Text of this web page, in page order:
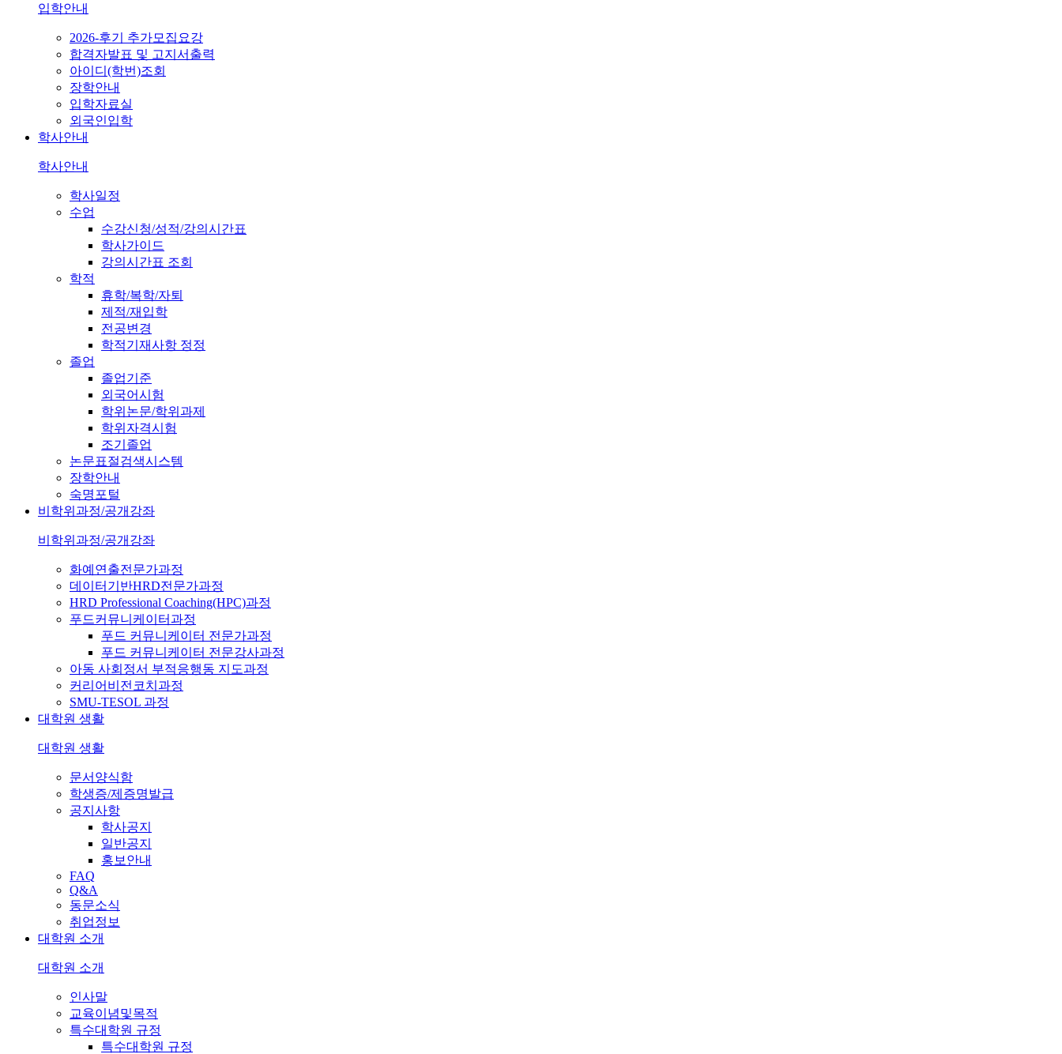
입학안내
2026-후기 추가모집요강
합격자발표 및 고지서출력
아이디(학번)조회
장학안내
입학자료실
외국인입학
학사안내
학사안내
학사일정
수업
수강신청/성적/강의시간표
학사가이드
강의시간표 조회
학적
휴학/복학/자퇴
제적/재입학
전공변경
학적기재사항 정정
졸업
졸업기준
외국어시험
학위논문/학위과제
학위자격시험
조기졸업
논문표절검색시스템
장학안내
숙명포털
비학위과정/공개강좌
비학위과정/공개강좌
화예연출전문가과정
데이터기반HRD전문가과정
HRD Professional Coaching(HPC)과정
푸드커뮤니케이터과정
푸드 커뮤니케이터 전문가과정
푸드 커뮤니케이터 전문강사과정
아동 사회정서 부적응행동 지도과정
커리어비전코치과정
SMU-TESOL 과정
대학원 생활
대학원 생활
문서양식함
학생증/제증명발급
공지사항
학사공지
일반공지
홍보안내
FAQ
Q&A
동문소식
취업정보
대학원 소개
대학원 소개
인사말
교육이념및목적
특수대학원 규정
특수대학원 규정